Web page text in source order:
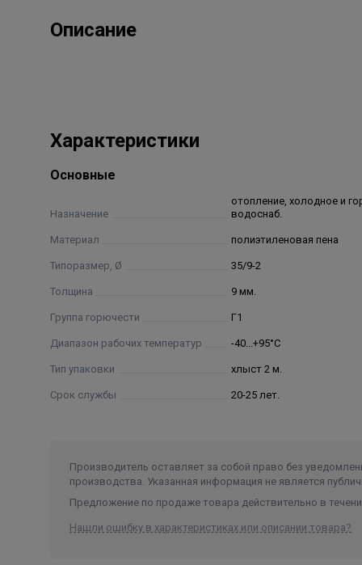
Описание
Характеристики
Основные
Назначение
отопление, холодное и
водоснаб.
Материал полиэтиленовая пена
Типоразмер, Ø 35/9-2
Толщина 9 мм.
Группа горючести Г1
Диапазон рабочих температур -40...+95°С
Тип упаковки хлыст 2 м.
Срок службы 20-25 лет.
Производитель оставляет за собой право без
производства. Указанная информация не является
Предложение по продаже товара действительно в
Нашли ошибку в характеристиках или описании товара?